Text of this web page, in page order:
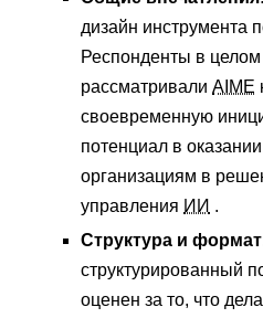
дизайн инструмента
Респонденты в целом
рассматривали AIME
своевременную
потенциал в
организациям в
управления ИИ .
Структура и
структурированный
оценен за то, что